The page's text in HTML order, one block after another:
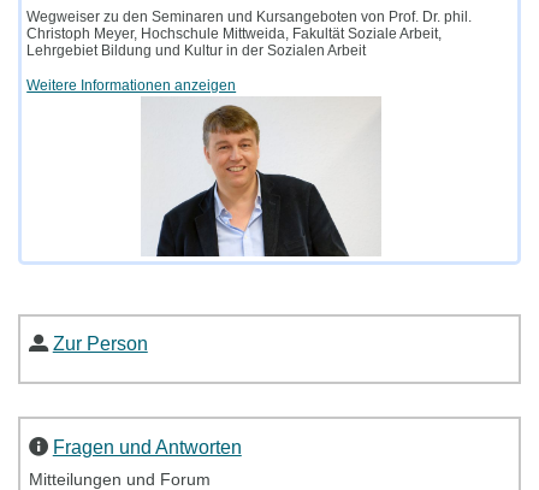
Wegweiser zu den Seminaren und Kursangeboten von Prof. Dr. phil.
Christoph Meyer, Hochschule Mittweida, Fakultät Soziale Arbeit,
Lehrgebiet Bildung und Kultur in der Sozialen Arbeit
Weitere Informationen anzeigen
Zur Person
Fragen und Antworten
Mitteilungen und Forum